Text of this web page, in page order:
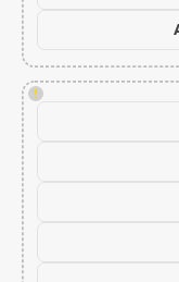
!